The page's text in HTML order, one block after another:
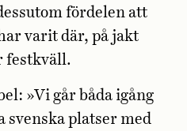
fördelen att
varit där, på jakt
festkväll.
»Vi går båda igång
svenska platser med